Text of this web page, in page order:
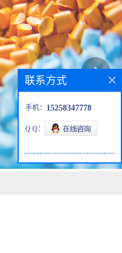
联系方式
手机： 15258347778
Q Q：